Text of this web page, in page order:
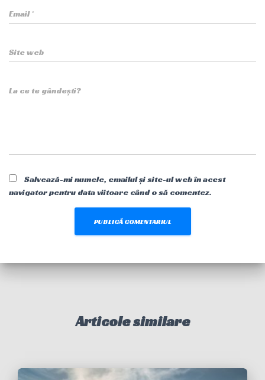
Email*
Site web
La ce te gândești?
Salvează-mi numele, emailul și site-ul web în acest
navigator pentru data viitoare când o să comentez.
Articole similare